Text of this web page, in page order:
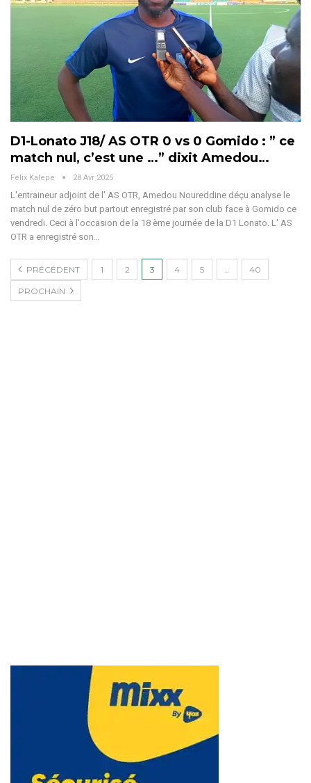
D1-Lonato J18/ AS OTR 0 vs 0 Gomido : ” ce
match nul, c’est une …” dixit Amedou…
Felix Kalepe 28 Avr 2025
L'entraineur adjoint de l' AS OTR, Amedou Noureddine déçu analyse le
match nul de zéro but partout enregistré par son club face à Gomido ce
vendredi. Ceci à l'occasion de la 18 ème journée de la D1 Lonato. L' AS
OTR a enregistré son
PRÉCÉDENT 1 2 3 4 5 40
PROCHAIN